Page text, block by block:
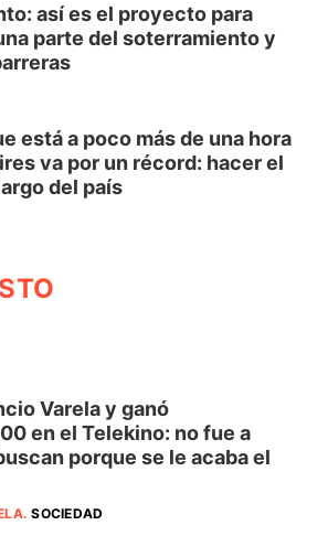
así es el proyecto para
parte del soterramiento y
está a poco más de una hora
va por un récord: hacer el
del país
Varela y ganó
en el Telekino: no fue a
porque se le acaba el
.SOCIEDAD